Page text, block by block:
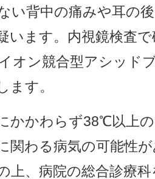
い背中の痛みや耳の
います。内視鏡検査
オン競合型アシッド
ます。
かかわらず38℃以上
関わる病気の可能性
上、病院の総合診療